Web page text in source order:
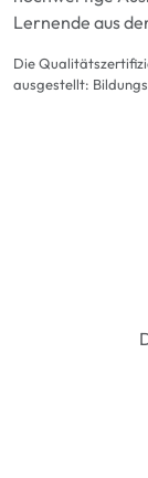
Lernende aus
Die
ausgestellt: